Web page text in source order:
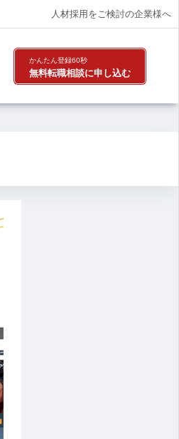
人材採用をご検討の企業様へ
かんたん登録60秒
無料転職相談に申し込む